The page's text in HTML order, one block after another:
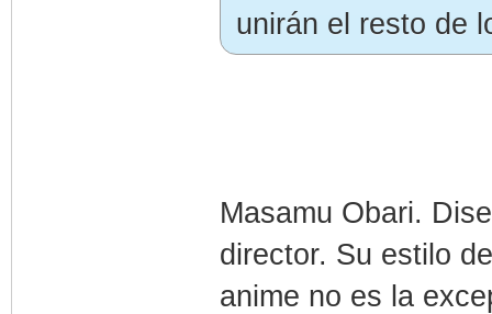
unirán el resto de
Masamu Obari.
director. Su estilo
anime no es la